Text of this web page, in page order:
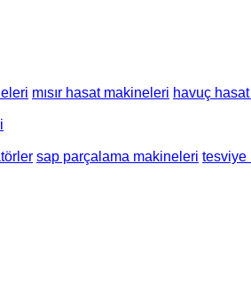
mısır hasat makineleri havuç
sap parçalama makineleri tesviye